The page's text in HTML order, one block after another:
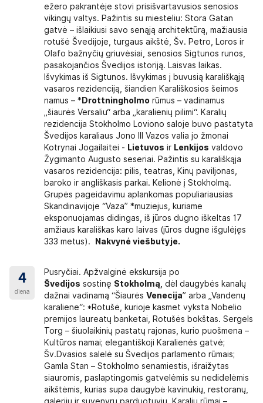
ežero pakrantėje stovi prisišvartavusios senosios
vikingų valtys. Pažintis su miesteliu: Stora Gatan
gatvė – išlaikiusi savo senąją architektūrą, mažiausia
rotušė Švedijoje, turgaus aikštė, Šv. Petro, Loros ir
Olafo bažnyčių griuvėsiai, senosios Sigtunos runos,
pasakojančios Švedijos istoriją. Laisvas laikas.
Išvykimas iš Sigtunos. Išvykimas į buvusią karališkąją
vasaros rezidenciją, šiandien Karališkosios šeimos
namus – * Drottningholmo rūmus – vadinamus
„šiaurės Versaliu“ arba „karalienių pilimi“. Karalių
rezidencija Stokholmo Loviono saloje buvo pastatyta
Švedijos karaliaus Jono III Vazos valia jo žmonai
Kotrynai Jogailaitei - Lietuvos ir Lenkijos valdovo
Žygimanto Augusto seseriai. Pažintis su karališkąja
vasaros rezidencija: pilis, teatras, Kinų paviljonas,
baroko ir angliškasis parkai. Kelionė į Stokholmą.
Grupės pageidavimu aplankomas populiariausias
Skandinavijoje “Vaza” *muziejus, kuriame
eksponuojamas didingas, iš jūros dugno iškeltas 17
amžiaus karališkas karo laivas (jūros dugne išgulėjęs
333 metus).
Nakvynė viešbutyje.
4
diena
Pusryčiai. Apžvalginė ekskursija po
Švedijos sostinę Stokholmą, dėl daugybės kanalų
dažnai vadinamą “ŠiaurėsVenecija” arba „Vandenų
karaliene“: *Rotušė, kurioje kasmet vyksta Nobelio
premijos laureatų banketai, Rotušės bokštas. Sergels
Torg – šiuolaikinių pastatų rajonas, kurio puošmena –
Kultūros namai; elegantiškoji Karalienės gatvė;
Šv.Dvasios salelė su Švedijos parlamento rūmais;
Gamla Stan – Stokholmo senamiestis, išraižytas
siauromis, paslaptingomis gatvelėmis su nedidelėmis
aikštėmis, kurias supa daugybė kavinukių, restoranų,